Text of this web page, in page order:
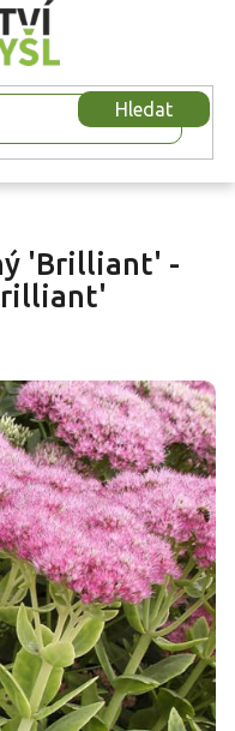
Hledat
'Brilliant' -